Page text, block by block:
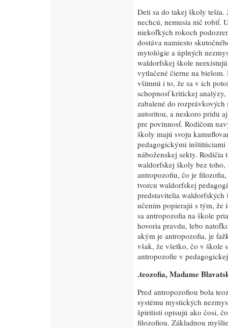
Deti sa do takej školy tešia.
nechcú, nemusia nič robiť.
niekoľkých rokoch
dostáva namiesto
mytológie a úplných
waldorfskej škole
vytlačené čierne na
všimnú i to, že sa v ich
schopnosť kritickej analýzy,
zabalené do
autoritou, a neskoro prídu
pre povinnosť. Rodičom
školy majú svoju
pedagogickými
náboženskej sekty.
waldorfskej školy bez
antropozofiu, čo je
tvorcu waldorfskej
predstavitelia waldorfských
učením popierajú s tým, že
sa antropozofia na škole
hovoria pravdu, lebo
akým je antropozofia, je
však, že všetko, čo v škole
antropozofie v
.teozofia, Madame
Pred antropozofiou bola
systému mystických
špiritisti opisujú ako čosi,
filozofiou. Základnou